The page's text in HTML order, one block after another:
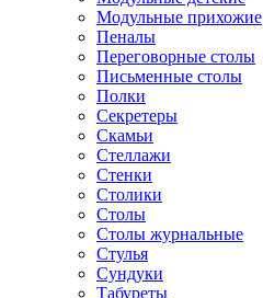
Модульные прихожие
Пеналы
Переговорные столы
Письменные столы
Полки
Секретеры
Скамьи
Стеллажи
Стенки
Столики
Столы
Столы журнальные
Стулья
Сундуки
Табуреты